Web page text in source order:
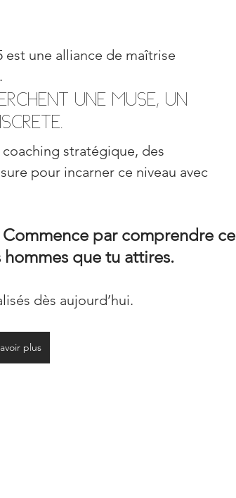
est une alliance de maîtrise
une muse, un
stratégique, des
pour incarner ce niveau avec
par comprendre ce
que tu attires.
dès aujourd’hui.
plus